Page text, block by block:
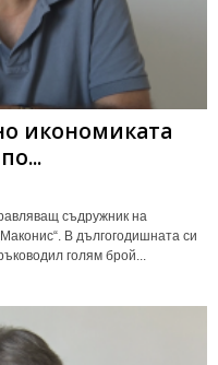
икономиката
съдружник на
В дългогодишната си
голям брой...